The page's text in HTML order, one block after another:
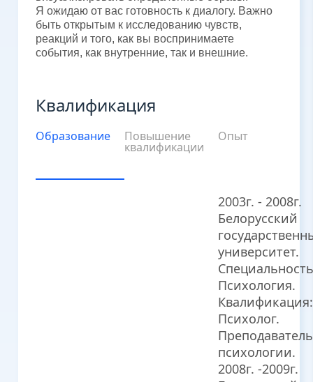
Я ожидаю от вас готовность к диалогу. Важно
быть открытым к исследованию чувств,
реакций и того, как вы воспринимаете
события, как внутренние, так и внешние.
Квалификация
Образование Повышение
квалификации
Опыт
2003г. - 2008г.
Белорусский
университет.
Психология.
Квалификация:
Психолог.
Преподаватель
психологии.
2008г. -2009г.